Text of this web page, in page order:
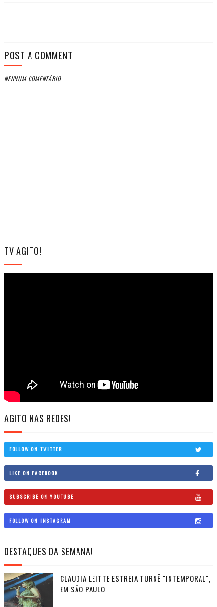
POST A COMMENT
NENHUM COMENTÁRIO
TV AGITO!
AGITO NAS REDES!
FOLLOW ON TWITTER
LIKE ON FACEBOOK
SUBSCRIBE ON YOUTUBE
FOLLOW ON INSTAGRAM
DESTAQUES DA SEMANA!
CLAUDIA LEITTE ESTREIA TURNÊ "INTEMPORAL",
EM SÃO PAULO